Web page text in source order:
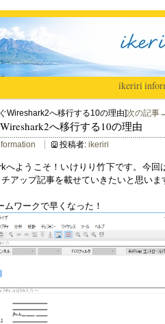
ikeriri|
Wireshark2へ移行する10の理由]次の記事
へ移行する10の理由
投稿者: ikeriri
へようこそ！いけりり竹下です。今
アップ記事を載せていきたいと思いま
ムワークで早くなった！